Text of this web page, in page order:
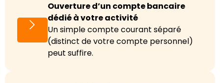
Ouverture d’un compte bancaire
dédié à votre activité
Un simple compte courant séparé
(distinct de votre compte personnel)
peut suffire.